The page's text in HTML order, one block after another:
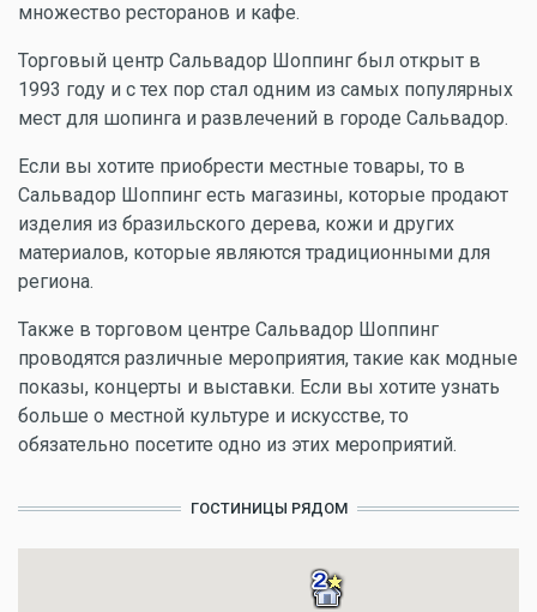
множество ресторанов и кафе.
Торговый центр Сальвадор Шоппинг был открыт в
1993 году и с тех пор стал одним из самых популярных
мест для шопинга и развлечений в городе Сальвадор.
Если вы хотите приобрести местные товары, то в
Сальвадор Шоппинг есть магазины, которые продают
изделия из бразильского дерева, кожи и других
материалов, которые являются традиционными для
региона.
Также в торговом центре Сальвадор Шоппинг
проводятся различные мероприятия, такие как модные
показы, концерты и выставки. Если вы хотите узнать
больше о местной культуре и искусстве, то
обязательно посетите одно из этих мероприятий.
ГОСТИНИЦЫ РЯДОМ